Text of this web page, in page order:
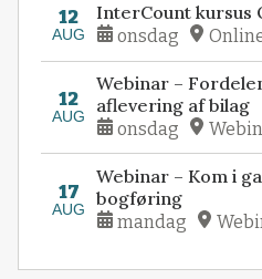
12
AUG
InterCount kursus
onsdag
12
AUG
Webinar –
aflevering af bilag
onsdag
17
AUG
Webinar – Kom i
bogføring
mandag